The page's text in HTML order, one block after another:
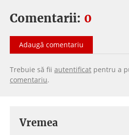
Comentarii: 0
Adaugă comentariu
Trebuie să fii autentificat pentru a
comentariu.
Vremea